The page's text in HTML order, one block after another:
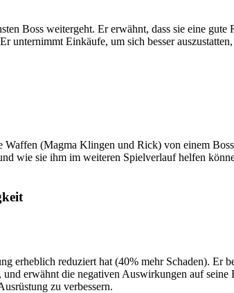
Boss weitergeht. Er erwähnt, dass sie eine
unternimmt Einkäufe, um sich besser
(Magma Klingen und Rick) von einem
wie sie ihm im weiteren Spielverlauf helfen
erheblich reduziert hat (40% mehr Schaden).
erwähnt die negativen Auswirkungen auf
zu verbessern.